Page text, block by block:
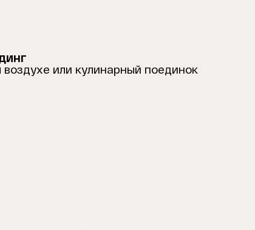
или кулинарный поединок